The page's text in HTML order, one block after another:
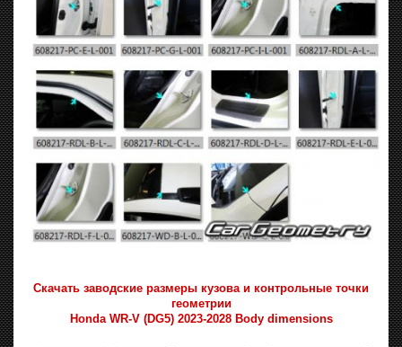
Скачать заводские размеры кузова и контрольные точки
геометрии
Honda WR-V (DG5) 2023-2028 Body dimensions